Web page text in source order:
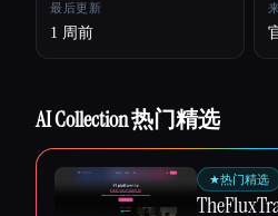
Esc
最后更新
1 周前
AI Collection 热门精选
★热门精选